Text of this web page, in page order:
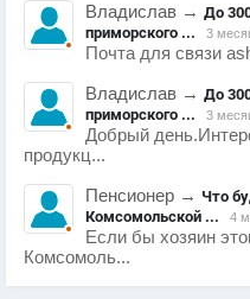
Владислав → До
приморского ...
3
Почта для связи
Владислав → До
приморского ...
3
Добрый
продукц...
Пенсионер → Что
Комсомольской ...
4
Если бы хозяин
Комсомоль...